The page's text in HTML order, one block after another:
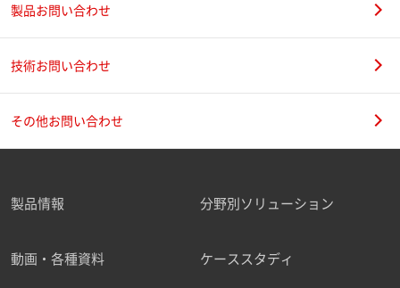
製品お問い合わせ
技術お問い合わせ
その他お問い合わせ
製品情報 分野別ソリューション
動画・各種資料 ケーススタディ